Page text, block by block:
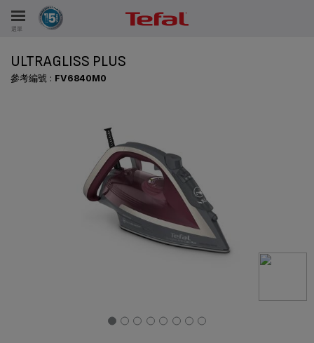
選單
ULTRAGLISS PLUS
參考編號 : FV6840M0